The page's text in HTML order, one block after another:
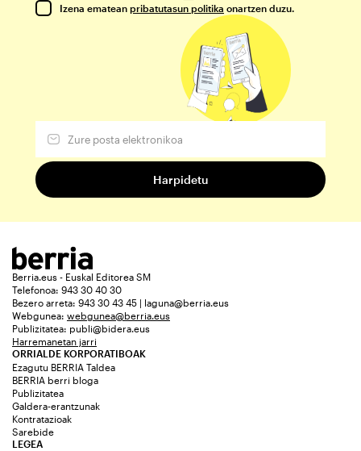
Izena ematean pribatutasun politika onartzen duzu.
Berria.eus - Euskal Editorea SM
Telefonoa: 943 30 40 30
Bezero arreta: 943 30 43 45 | laguna@berria.eus
Webgunea: webgunea@berria.eus
Publizitatea: publi@bidera.eus
Harremanetan jarri
ORRIALDE KORPORATIBOAK
Ezagutu BERRIA Taldea
BERRIA berri bloga
Publizitatea
Galdera-erantzunak
Kontratazioak
Sarebide
LEGEA